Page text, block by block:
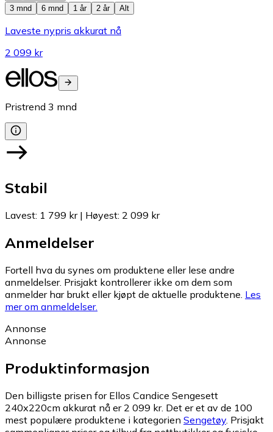
3 mnd
6 mnd 1 år 2 år Alt
Laveste nypris akkurat nå
2 099 kr
Pristrend 3 mnd
Stabil
Lavest: 1 799 kr| Høyest: 2 099 kr
Anmeldelser
Fortell hva du synes om produktene eller lese andre
anmeldelser. Prisjakt kontrollerer ikke om dem som
anmelder har brukt eller kjøpt de aktuelle produktene. Les
mer om anmeldelser.
Annonse
Annonse
Produktinformasjon
Den billigste prisen for Ellos Candice Sengesett
240x220cm akkurat nå er 2 099 kr. Det er et av de 100
mest populære produktene i kategorien Sengetøy. Prisjakt